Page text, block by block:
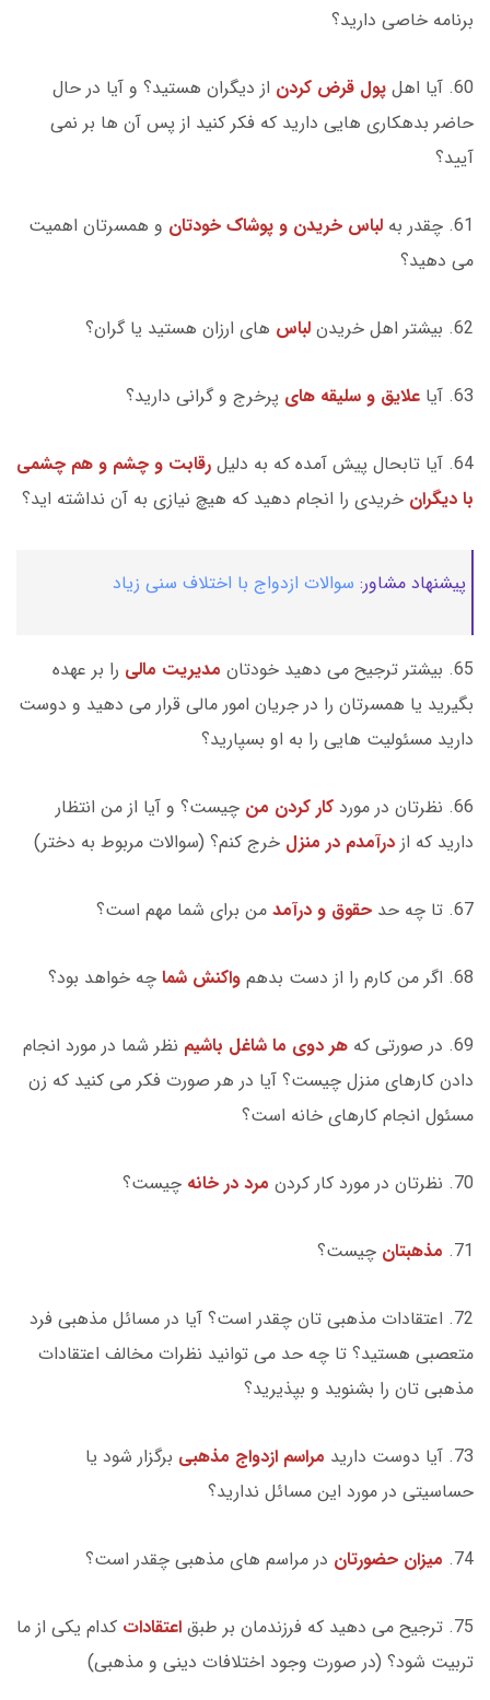
برنامه خاصی دارید؟
60. آیا اهل پول قرض کردن از دیگران هستید؟ و آیا در حال
حاضر بدهکاری هایی دارید که فکر کنید از پس آن ها بر نمی
آیید؟
61. چقدر به لباس خریدن و پوشاک خودتان و همسرتان اهمیت
می دهید؟
62. بیشتر اهل خریدن لباس های ارزان هستید یا گران؟
63. آیا علایق و سلیقه های پرخرج و گرانی دارید؟
64. آیا تابحال پیش آمده که به دلیل
رقابت و چشم و هم چشمی
با دیگران خریدی را انجام دهید که هیچ نیازی به آن نداشته اید؟
پیشنهاد مشاور: سوالات ازدواج با اختلاف سنی زیاد
65. بیشتر ترجیح می دهید خودتان مدیریت مالی را بر عهده
بگیرید یا همسرتان را در جریان امور مالی قرار می دهید و دوست
دارید مسئولیت هایی را به او بسپارید؟
66. نظرتان در مورد کار کردن من چیست؟ و آیا از من انتظار
دارید که از درآمدم در منزل خرج کنم؟ (سوالات مربوط به دختر)
67. تا چه حد حقوق و درآمد من برای شما مهم است؟
68. اگر من کارم را از دست بدهم واکنش شما چه خواهد بود؟
69. در صورتی که هر دوی ما شاغل باشیم نظر شما در مورد انجام
دادن کارهای منزل چیست؟ آیا در هر صورت فکر می کنید که زن
مسئول انجام کارهای خانه است؟
70. نظرتان در مورد کار کردن مرد در خانه چیست؟
71. مذهبتان چیست؟
72. اعتقادات مذهبی تان چقدر است؟ آیا در مسائل مذهبی فرد
متعصبی هستید؟ تا چه حد می توانید نظرات مخالف اعتقادات
مذهبی تان را بشنوید و بپذیرید؟
73. آیا دوست دارید مراسم ازدواج مذهبی برگزار شود یا
حساسیتی در مورد این مسائل ندارید؟
74. میزان حضورتان در مراسم های مذهبی چقدر است؟
75. ترجیح می دهید که فرزندمان بر طبق اعتقادات کدام یکی از ما
تربیت شود؟ (در صورت وجود اختلافات دینی و مذهبی)